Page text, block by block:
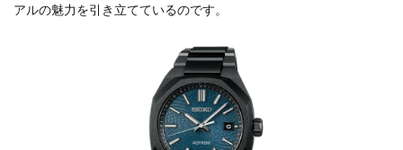
アルの魅力を引き立てているのです。